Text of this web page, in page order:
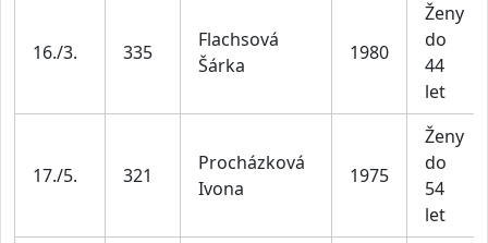
16./3. 335
Flachsová
Šárka
1980
Ženy
do
44
let
17./5. 321
Procházková
Ivona
1975
Ženy
do
54
let